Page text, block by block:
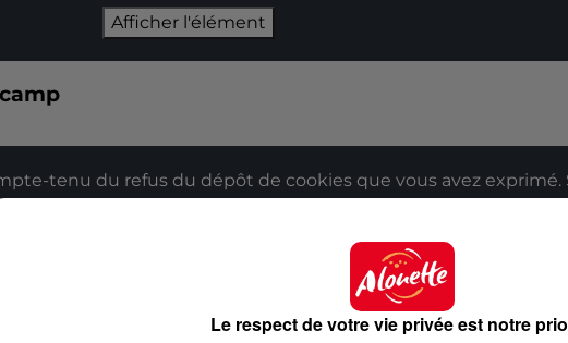
Afficher l'élément
tenu du refus du dépôt de cookies que vous avez exprimé.
de nous donner votre accord en cliquant sur le bouton ci-
Le respect de votre vie privée est notre